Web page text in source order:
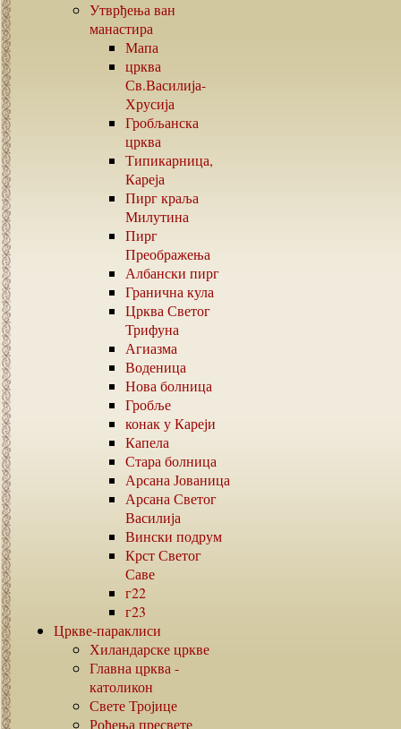
Утврђења ван
манастира
Мапа
црква
Св.Василија-
Хрусија
Гробљанска
црква
Типикарница,
Кареја
Пирг краља
Милутина
Пирг
Преображења
Албански пирг
Гранична кула
Црква Светог
Трифуна
Агиазма
Воденица
Нова болница
Гробље
конак у Кареји
Капела
Стара болница
Арсана Јованица
Арсана Светог
Василија
Вински подрум
Крст Светог
Саве
г22
г23
Цркве-параклиси
Хиландарске цркве
Главна црква -
католикон
Свете Тројице
Рођења пресвете